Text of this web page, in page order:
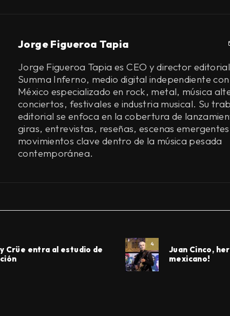
Jorge Figueroa Tapia
Jorge Figueroa Tapia es CEO y director
Summa Inferno, medio digital independiente
México especializado en rock, metal, música
conciertos, festivales e industria musical. Su
editorial se enfoca en la cobertura de
giras, entrevistas, reseñas, escenas
movimientos clave dentro de la música pesada
contemporánea.
Crüe entra al estudio de
4
Juan Cinco,
mexicano!